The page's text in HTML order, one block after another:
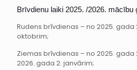
Brīvdienu laiki 2025. /2026. mācību
Rudens brīvdienas – no 2025. gada
oktobrim;
Ziemas brīvdienas – no 2025.
2026. gada 2. janvārim;